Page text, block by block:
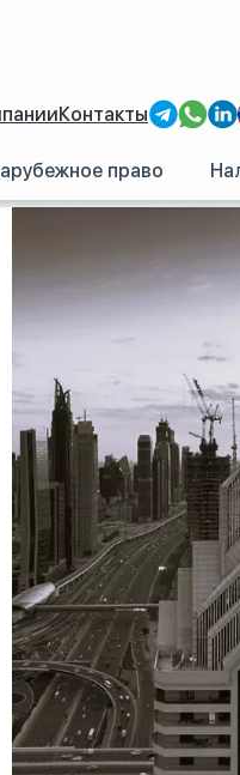
Контакты
право
недвижимостью в